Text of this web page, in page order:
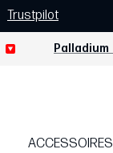
Trustpilot
Palladium
ACCESSOIRES